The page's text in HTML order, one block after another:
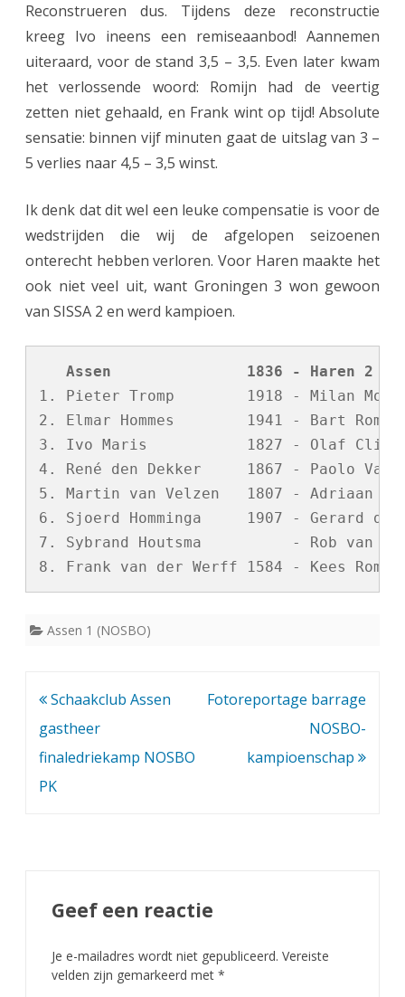
Reconstrueren dus. Tijdens deze reconstructie
kreeg Ivo ineens een remiseaanbod! Aannemen
uiteraard, voor de stand 3,5 – 3,5. Even later kwam
het verlossende woord: Romijn had de veertig
zetten niet gehaald, en Frank wint op tijd! Absolute
sensatie: binnen vijf minuten gaat de uitslag van 3 –
5 verlies naar 4,5 – 3,5 winst.
Ik denk dat dit wel een leuke compensatie is voor de
wedstrijden die wij de afgelopen seizoenen
onterecht hebben verloren. Voor Haren maakte het
ook niet veel uit, want Groningen 3 won gewoon
van SISSA 2 en werd kampioen.
Assen               1836 - Haren 2
1. Pieter Tromp        1918 - Milan
2. Elmar Hommes        1941 - Bart
3. Ivo Maris           1827 - Olaf
4. René den Dekker     1867 - Paolo
5. Martin van Velzen   1807 - Adriaan
6. Sjoerd Homminga     1907 - Gerard
7. Sybrand Houtsma          - Rob van
Assen 1 (NOSBO)
Bericht
navigatie
Schaakclub Assen
gastheer
finaledriekamp NOSBO
PK
Fotoreportage barrage
NOSBO-
kampioenschap
Geef een reactie
Je e-mailadres wordt niet gepubliceerd. Vereiste
velden zijn gemarkeerd met *